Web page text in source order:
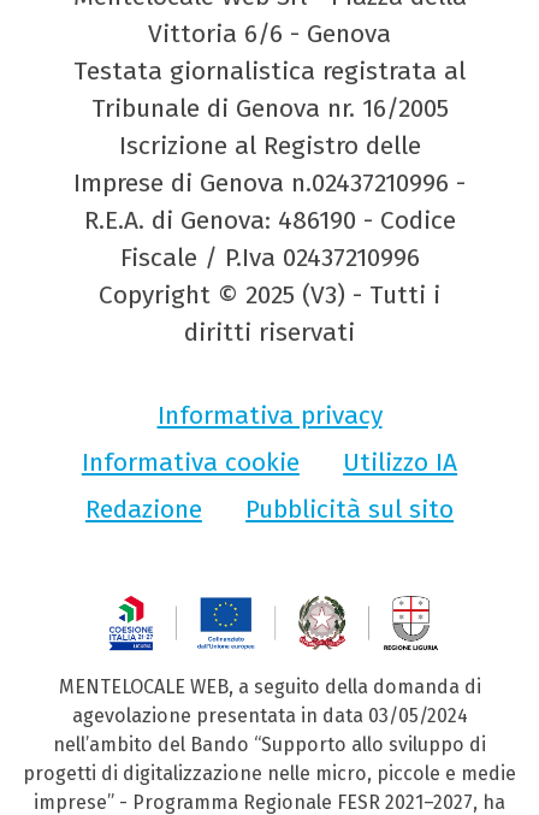
Vittoria 6/6 - Genova
Testata giornalistica registrata al
Tribunale di Genova nr. 16/2005
Iscrizione al Registro delle
Imprese di Genova n.02437210996 -
R.E.A. di Genova: 486190 - Codice
Fiscale / P.Iva 02437210996
Copyright © 2025 (V3) - Tutti i
diritti riservati
Informativa privacy
Informativa cookie
Utilizzo IA
Redazione
Pubblicità sul sito
MENTELOCALE WEB, a seguito della domanda di
agevolazione presentata in data 03/05/2024
nell’ambito del Bando “Supporto allo sviluppo di
progetti di digitalizzazione nelle micro, piccole e medie
imprese” - Programma Regionale FESR 2021–2027, ha